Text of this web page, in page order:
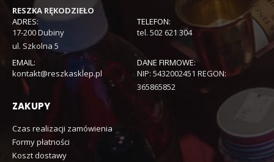
RESZKA RĘKODZIEŁO
ADRES:
17-200 Dubiny
ul. Szkolna 5
TELEFON:
tel. 502 621 304
EMAIL:
kontakt@reszkasklep.pl
DANE FIRMOWE:
NIP: 5432002451 REGON:
365865852
ZAKUPY
Czas realizacji zamówienia
Formy płatności
Koszt dostawy